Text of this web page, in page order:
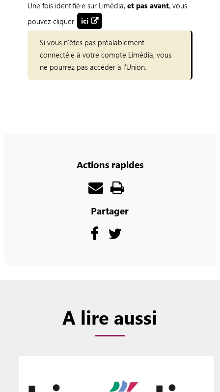
Une fois identifié·e sur Limédia, et pas avant, vous
pouvez cliquer
ici
Si vous n'êtes pas préalablement
connecté·e à votre compte Limédia, vous
ne pourrez pas accéder à l'Union.
Actions rapides
Partager
A lire aussi